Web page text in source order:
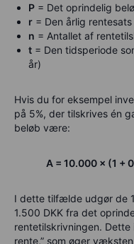
P = Det oprindelig
r = Den årlig
n = Antallet af
t = Den tidsperiode
år)
Hvis du for eksempel
på 5%, der tilskrives én
beløb være:
A = 10.000 × (1 +
I dette tilfælde udgør de
1.500 DKK fra det
rentetilskrivningen.
rente,” som øger